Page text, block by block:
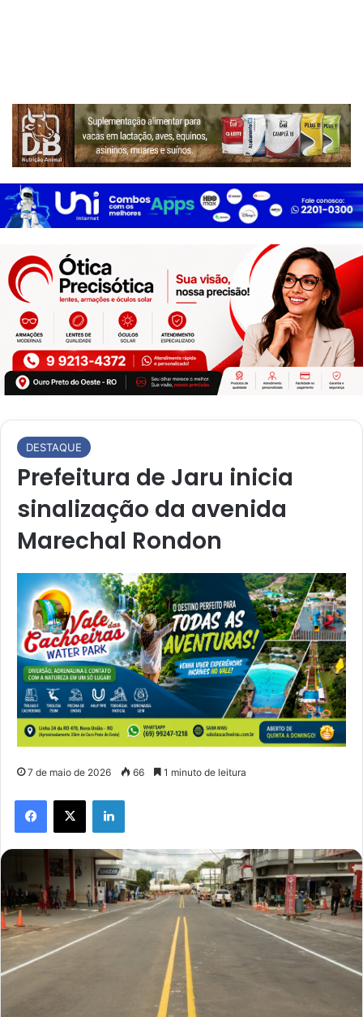
DESTAQUE
Prefeitura de Jaru inicia
sinalização da avenida
Marechal Rondon
7 de maio de 2026 66 1 minuto de leitura
Facebook
X Linkedin